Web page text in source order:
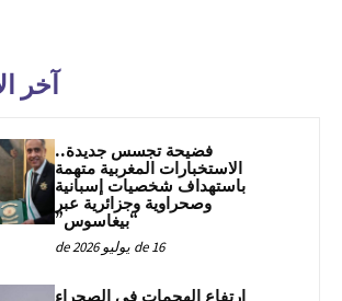
آخر
فضيحة تجسس جديدة..
الاستخبارات المغربية متهمة
باستهداف شخصيات إسبانية
وصحراوية وجزائرية عبر
“بيغاسوس”
16 de يوليو de 2026
ارتفاع الهجمات في الصحراء